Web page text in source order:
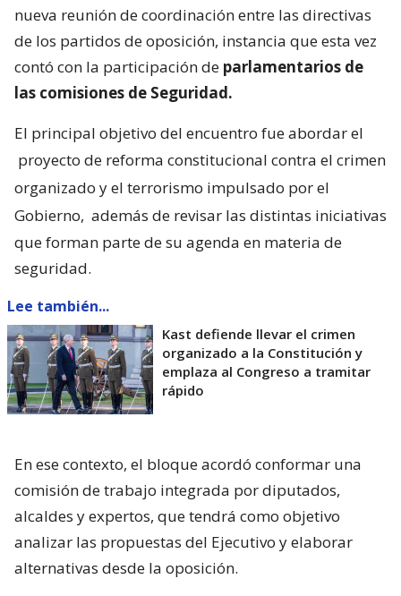
nueva reunión de coordinación entre las directivas
de los partidos de oposición, instancia que esta vez
contó con la participación de parlamentarios de
las comisiones de Seguridad.
El principal objetivo del encuentro fue abordar el
proyecto de reforma constitucional contra el crimen
organizado y el terrorismo impulsado por el
Gobierno, además de revisar las distintas iniciativas
que forman parte de su agenda en materia de
seguridad.
Lee también...
Kast defiende llevar el crimen
organizado a la Constitución y
emplaza al Congreso a tramitar
rápido
En ese contexto, el bloque acordó conformar una
comisión de trabajo integrada por diputados,
alcaldes y expertos, que tendrá como objetivo
analizar las propuestas del Ejecutivo y elaborar
alternativas desde la oposición.